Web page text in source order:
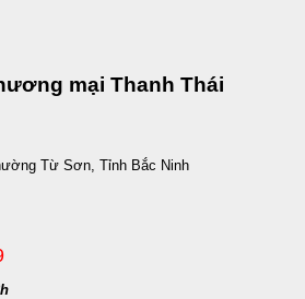
mại Thanh Thái
Từ Sơn, Tỉnh Bắc Ninh